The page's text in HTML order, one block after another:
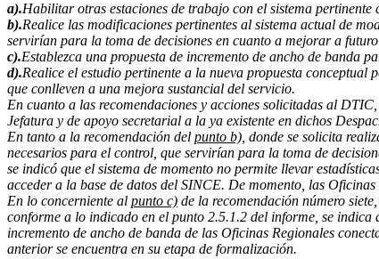
a).Habilitar otras estaciones de trabajo con el sistema pertinente
b).Realice las modificaciones pertinentes al sistema actual de
servirían para la toma de decisiones en cuanto a mejorar a
c).Establezca una propuesta de incremento de ancho de banda
d).Realice el estudio pertinente a la nueva propuesta
que conlleven a una mejora sustancial del servicio.
En cuanto a las recomendaciones y acciones solicitadas al
Jefatura y de apoyo secretarial a la ya existente en dichos
En tanto a la recomendación del punto b), donde se solicita
necesarios para el control, que servirían para la toma de
se indicó que el sistema de momento no permite llevar
acceder a la base de datos del SINCE. De momento, las
En lo concerniente al punto c) de la recomendación número
conforme a lo indicado en el punto 2.5.1.2 del informe, se
incremento de ancho de banda de las Oficinas Regionales
anterior se encuentra en su etapa de formalización.